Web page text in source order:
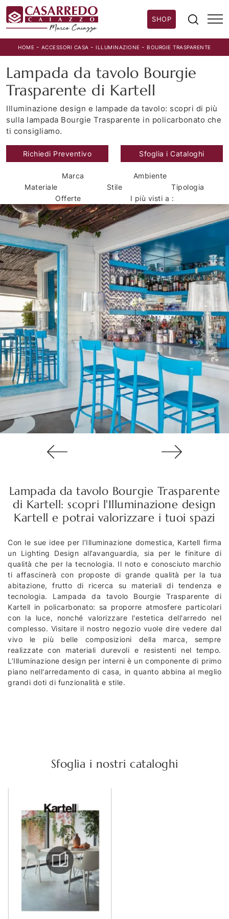
SHOP
HOME - ACCESSORI CASA -ILLUMINAZIONE -BOURGIE TRASPARENTE
Lampada da tavolo Bourgie
Trasparente di Kartell
Illuminazione design e lampade da tavolo: scopri di più
sulla lampada Bourgie Trasparente in policarbonato che
ti consigliamo.
Richiedi Preventivo Sfoglia i Cataloghi
Marca
Ambiente
Materiale
Stile
Tipologia
Offerte
I più visti a :
Lampada da tavolo Bourgie Trasparente
di Kartell: scopri l'Illuminazione design
Kartell e potrai valorizzare i tuoi spazi
Con le sue idee per l’Illuminazione domestica, Kartell firma
un Lighting Design all’avanguardia, sia per le finiture di
qualità che per la tecnologia. Il noto e conosciuto marchio
ti affascinerà con proposte di grande qualità per la tua
abitazione, frutto di ricerca su materiali di tendenza e
tecnologia. Lampada da tavolo Bourgie Trasparente di
Kartell in policarbonato: sa proporre atmosfere particolari
con la luce, nonché valorizzare l'estetica dell'arredo nel
complesso. Visitare il nostro negozio vuole dire vedere dal
vivo le più belle composizioni della marca, sempre
realizzate con materiali durevoli e resistenti nel tempo.
L’Illuminazione design per interni è un componente di primo
piano nell'arredamento di casa, in quanto abbina al meglio
grandi doti di funzionalità e stile.
Sfoglia i nostri cataloghi